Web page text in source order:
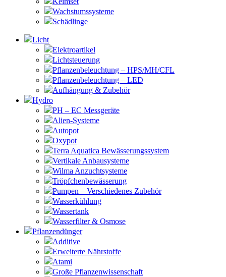
Wachstumssysteme
Schädlinge
Licht
Elektroartikel
Lichtsteuerung
Pflanzenbeleuchtung – HPS/MH/CFL
Pflanzenbeleuchtung – LED
Aufhängung & Zubehör
Hydro
PH – EC Messgeräte
Alien-Systeme
Autopot
Oxypot
Terra Aquatica Bewässerungssystem
Vertikale Anbausysteme
Wilma Anzuchtsysteme
Tröpfchenbewässerung
Pumpen – Verschiedenes Zubehör
Wasserkühlung
Wassertank
Wasserfilter & Osmose
Pflanzendünger
Additive
Erweiterte Nährstoffe
Atami
Große Pflanzenwissenschaft